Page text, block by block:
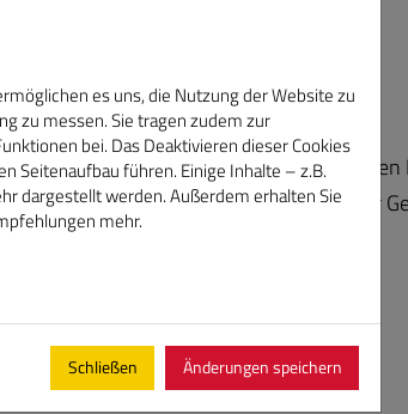
ein neues Kennwort an die
nehmen Sie bitte Kontakt mit der
es uns, die Nutzung der Website zu
zu messen. Sie tragen zudem zur
bei. Das Deaktivieren dieser Cookies
Seitenaufbau führen. Einige Inhalte – z.B.
dargestellt werden. Außerdem erhalten Sie
mehr.
Schließen Änderungen speichern